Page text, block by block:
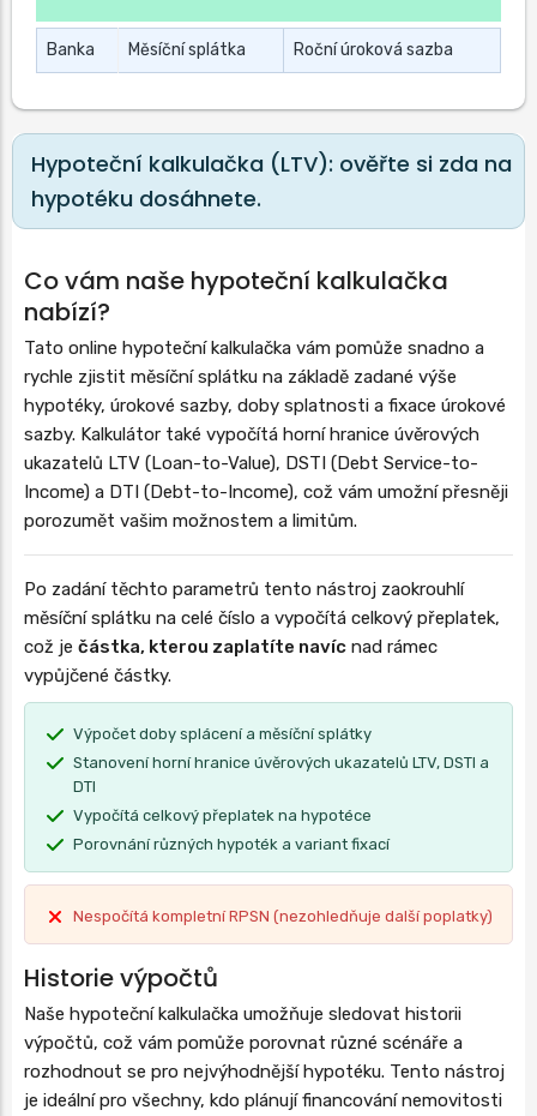
Banka Měsíční splátka Roční úroková sazba
Hypoteční kalkulačka (LTV): ověřte si zda na
hypotéku dosáhnete.
Co vám naše hypoteční kalkulačka
nabízí?
Tato online hypoteční kalkulačka vám pomůže snadno a
rychle zjistit měsíční splátku na základě zadané výše
hypotéky, úrokové sazby, doby splatnosti a fixace úrokové
sazby. Kalkulátor také vypočítá horní hranice úvěrových
ukazatelů LTV (Loan-to-Value), DSTI (Debt Service-to-
Income) a DTI (Debt-to-Income), což vám umožní přesněji
porozumět vašim možnostem a limitům.
Po zadání těchto parametrů tento nástroj zaokrouhlí
měsíční splátku na celé číslo a vypočítá celkový přeplatek,
což je částka, kterou zaplatíte navíc nad rámec
vypůjčené částky.
Výpočet doby splácení a měsíční splátky
Stanovení horní hranice úvěrových ukazatelů LTV, DSTI a
DTI
Vypočítá celkový přeplatek na hypotéce
Porovnání různých hypoték a variant fixací
Nespočítá kompletní RPSN (nezohledňuje další poplatky)
Historie výpočtů
Naše hypoteční kalkulačka umožňuje sledovat historii
výpočtů, což vám pomůže porovnat různé scénáře a
rozhodnout se pro nejvýhodnější hypotéku. Tento nástroj
je ideální pro všechny, kdo plánují financování nemovitosti